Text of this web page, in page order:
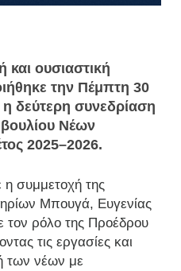
ουσιαστική
την Πέμπτη 30
δεύτερη συνεδρίαση
Νέων
2025–2026.
η συμμετοχή της
Μπουγά, Ευγενίας
τον ρόλο της Προέδρου
τις εργασίες και
των νέων με